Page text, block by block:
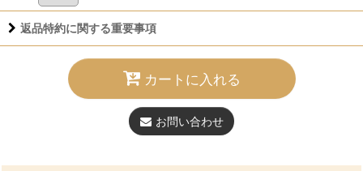
返品特約に関する重要事項
カートに入れる
お問い合わせ